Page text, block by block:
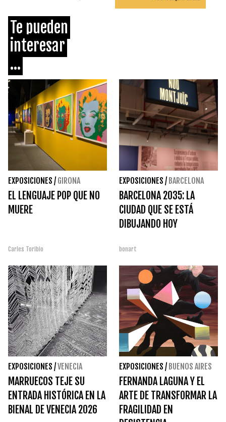
Te pueden
interesar
...
EXPOSICIONES / GIRONA
EL LENGUAJE POP QUE NO
MUERE
Carles Toribio
EXPOSICIONES / BARCELONA
BARCELONA 2035: LA
CIUDAD QUE SE ESTÁ
DIBUJANDO HOY
bonart
EXPOSICIONES /VENECIA
MARRUECOS TEJE SU
ENTRADA HISTÓRICA EN LA
BIENAL DE VENECIA 2026
EXPOSICIONES / BUENOS AIRES
FERNANDA LAGUNA Y EL
ARTE DE TRANSFORMAR LA
FRAGILIDAD EN